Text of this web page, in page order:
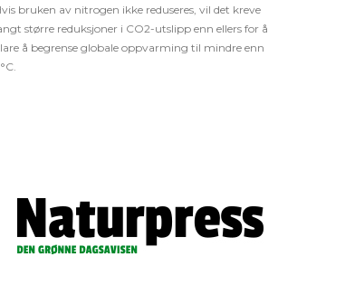
bruken av nitrogen ikke reduseres, vil det kreve
større reduksjoner i CO2-utslipp enn ellers for å
å begrense globale oppvarming til mindre enn